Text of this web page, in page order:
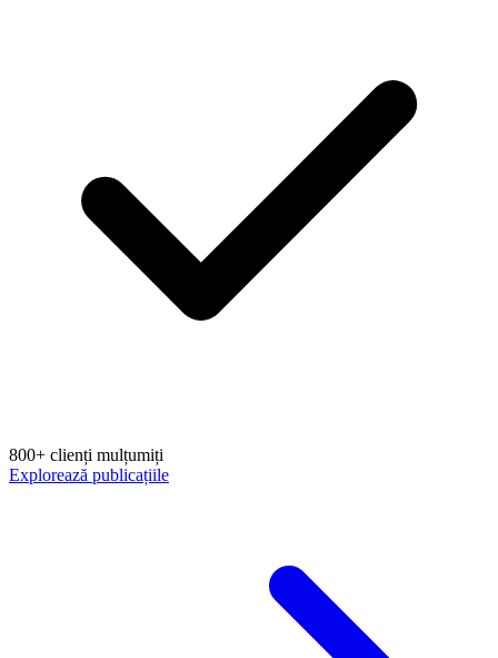
800+ clienți mulțumiți
Explorează publicațiile